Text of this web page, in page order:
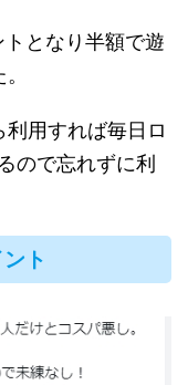
となり半額で遊
利用すれば毎日ロ
ので忘れずに利
ト